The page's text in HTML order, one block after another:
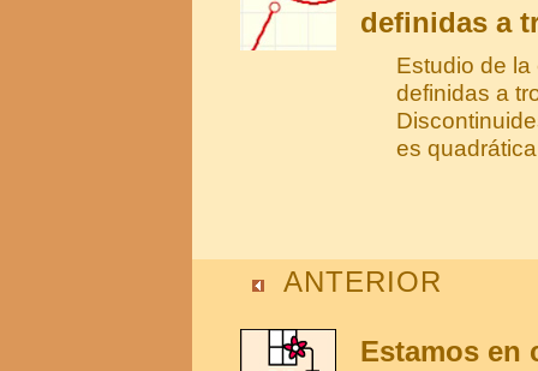
definidas a
Estudio de
definidas a
es
ANTERIOR
Estamos en